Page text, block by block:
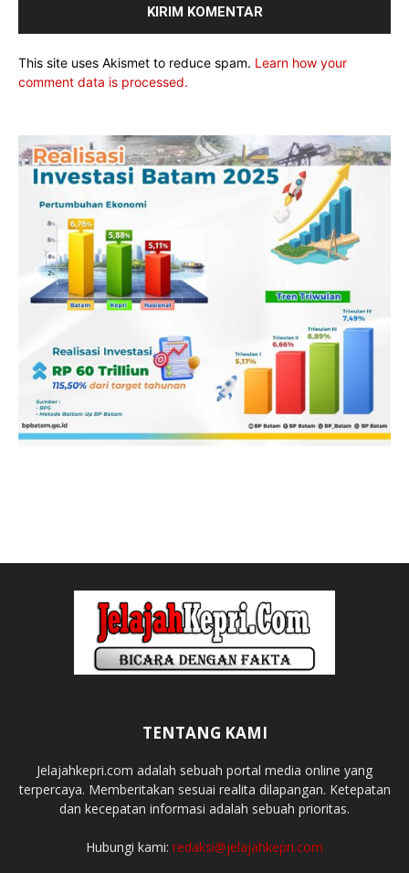
This site uses Akismet to reduce spam. Learn how your
comment data is processed.
TENTANG KAMI
Jelajahkepri.com adalah sebuah portal media online yang
terpercaya. Memberitakan sesuai realita dilapangan. Ketepatan
dan kecepatan informasi adalah sebuah prioritas.
Hubungi kami: redaksi@jelajahkepri.com